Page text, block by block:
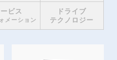
ビス
メーション
ドライブ
テクノロジー